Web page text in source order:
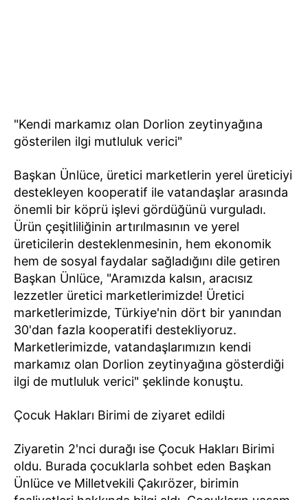
"Kendi markamız olan Dorlion zeytinyağına
gösterilen ilgi mutluluk verici"
Başkan Ünlüce, üretici marketlerin yerel üreticiyi
destekleyen kooperatif ile vatandaşlar arasında
önemli bir köprü işlevi gördüğünü vurguladı.
Ürün çeşitliliğinin artırılmasının ve yerel
üreticilerin desteklenmesinin, hem ekonomik
hem de sosyal faydalar sağladığını dile getiren
Başkan Ünlüce, "Aramızda kalsın, aracısız
lezzetler üretici marketlerimizde! Üretici
marketlerimizde, Türkiye'nin dört bir yanından
30'dan fazla kooperatifi destekliyoruz.
Marketlerimizde, vatandaşlarımızın kendi
markamız olan Dorlion zeytinyağına gösterdiği
ilgi de mutluluk verici" şeklinde konuştu.
Çocuk Hakları Birimi de ziyaret edildi
Ziyaretin 2'nci durağı ise Çocuk Hakları Birimi
oldu. Burada çocuklarla sohbet eden Başkan
Ünlüce ve Milletvekili Çakırözer, birimin